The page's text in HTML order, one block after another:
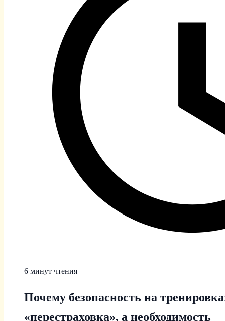
6 минут чтения
Почему безопасность на
«перестраховка», а необходимость